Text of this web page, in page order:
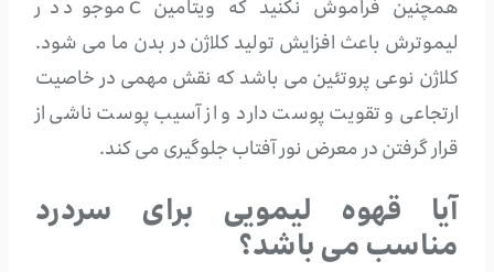
همچنین فراموش نکنید که ویتامین C موجود در
لیموترش باعث افزایش تولید کلاژن در بدن ما می شود.
کلاژن نوعی پروتئین می باشد که نقش مهمی در خاصیت
ارتجاعی و تقویت پوست دارد و از آسیب پوست ناشی از
قرار گرفتن در معرض نور آفتاب جلوگیری می کند.
آیا قهوه لیمویی برای سردرد
مناسب می باشد؟